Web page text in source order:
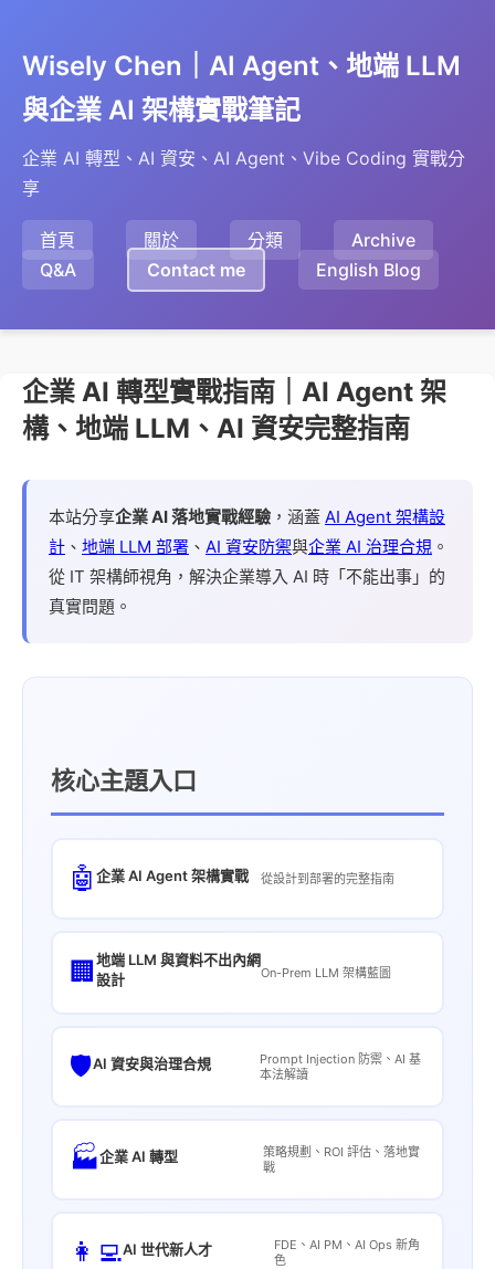
Wisely Chen｜AI Agent、地端 LLM
與企業 AI 架構實戰筆記
企業 AI 轉型、AI 資安、AI Agent、Vibe Coding 實戰分
享
首頁 關於 分類
Archive
Q&A
Contact me English Blog
企業 AI 轉型實戰指南｜AI Agent 架
構、地端 LLM、AI 資安完整指南
本站分享企業 AI 落地實戰經驗 ，涵蓋 AI Agent 架構設
計 、 地端 LLM 部署 、 AI 資安防禦與企業 AI 治理合規 。
從 IT 架構師視角，解決企業導入 AI 時「不能出事」的
真實問題。
核心主題入口
🤖 企業 AI Agent 架構實戰 從設計到部署的完整指南
🏢 地端 LLM 與資料不出內網
設計
On-Prem LLM 架構藍圖
🛡️AI 資安與治理合規
Prompt Injection 防禦、AI 基
本法解讀
🏭企業 AI 轉型
策略規劃、ROI 評估、落地實
戰
👩‍💻AI 世代新人才
FDE、AI PM、AI Ops 新角
色